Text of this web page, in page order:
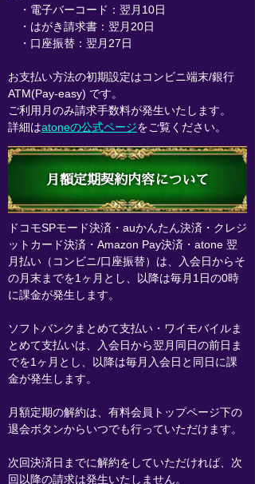
・電子バーコード：翌月10日
・はがき請求書：翌月20日
・口座振替：翌月27日
お支払い方法の初期設定はコンビニ端末/銀行
ATM(Pay-easy) です。
ご利用月のみ請求手数料が発生いたします。
詳細はatoneの公式ページをご覧ください。
月額定期契約内容について
ドコモSPモード決済・auかんたん決済・クレジ
ットカード決済・Amazon Pay決済・atone 翌
月払い（コンビニ/口座振替）は、入会日からそ
の月末までを1ヶ月とし、以降は毎月1日の0時
に課金が発生します。
ソフトバンクまとめて支払い・ワイモバイルま
とめて支払いは、入会日から翌月同日の前日ま
でを1ヶ月とし、以降は毎月入会日と同日に課
金が発生します。
月額定期の解約は、有料会員トップページ下の
退会ボタンからいつでも行っていただけます。
次回決済日までに解約をしていただければ、次
回以降の請求は発生いたしません。